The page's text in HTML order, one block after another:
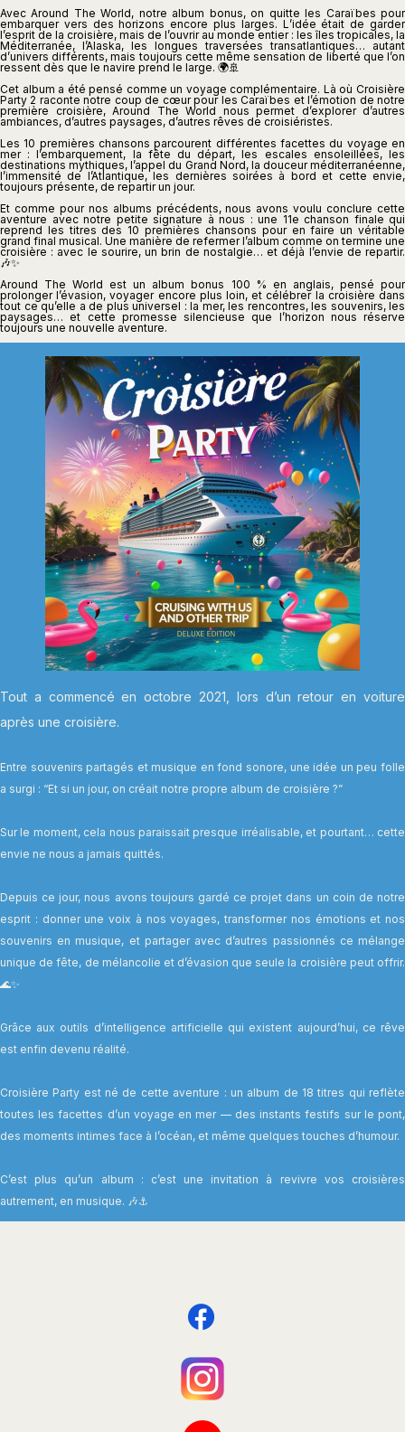
Avec Around The World, notre album bonus, on quitte les Caraïbes pour
embarquer vers des horizons encore plus larges. L’idée était de garder
l’esprit de la croisière, mais de l’ouvrir au monde entier : les îles tropicales, la
Méditerranée, l’Alaska, les longues traversées transatlantiques… autant
d’univers différents, mais toujours cette même sensation de liberté que l’on
ressent dès que le navire prend le large. 🌍🚢
Cet album a été pensé comme un voyage complémentaire. Là où Croisière
Party 2 raconte notre coup de cœur pour les Caraïbes et l’émotion de notre
première croisière, Around The World nous permet d’explorer d’autres
ambiances, d’autres paysages, d’autres rêves de croisiéristes.
Les 10 premières chansons parcourent différentes facettes du voyage en
mer : l’embarquement, la fête du départ, les escales ensoleillées, les
destinations mythiques, l’appel du Grand Nord, la douceur méditerranéenne,
l’immensité de l’Atlantique, les dernières soirées à bord et cette envie,
toujours présente, de repartir un jour.
Et comme pour nos albums précédents, nous avons voulu conclure cette
aventure avec notre petite signature à nous : une 11e chanson finale qui
reprend les titres des 10 premières chansons pour en faire un véritable
grand final musical. Une manière de refermer l’album comme on termine une
croisière : avec le sourire, un brin de nostalgie… et déjà l’envie de repartir.
🎶✨
Around The World est un album bonus 100 % en anglais, pensé pour
prolonger l’évasion, voyager encore plus loin, et célébrer la croisière dans
tout ce qu’elle a de plus universel : la mer, les rencontres, les souvenirs, les
paysages… et cette promesse silencieuse que l’horizon nous réserve
toujours une nouvelle aventure.
Tout a commencé en octobre 2021, lors d’un retour en voiture
après une croisière.
Entre souvenirs partagés et musique en fond sonore, une idée un peu folle
a surgi : “Et si un jour, on créait notre propre album de croisière ?”
Sur le moment, cela nous paraissait presque irréalisable, et pourtant… cette
envie ne nous a jamais quittés.
Depuis ce jour, nous avons toujours gardé ce projet dans un coin de notre
esprit : donner une voix à nos voyages, transformer nos émotions et nos
souvenirs en musique, et partager avec d’autres passionnés ce mélange
unique de fête, de mélancolie et d’évasion que seule la croisière peut offrir.
🌊✨
Grâce aux outils d’intelligence artificielle qui existent aujourd’hui, ce rêve
est enfin devenu réalité.
Croisière Party est né de cette aventure : un album de 18 titres qui reflète
toutes les facettes d’un voyage en mer — des instants festifs sur le pont,
des moments intimes face à l’océan, et même quelques touches d’humour.
C’est plus qu’un album : c’est une invitation à revivre vos croisières
autrement, en musique. 🎶⚓